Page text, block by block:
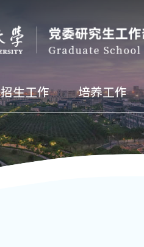
招生工作 培养工作